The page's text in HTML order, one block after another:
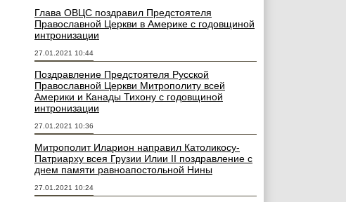
Глава ОВЦС поздравил Предстоятеля
Православной Церкви в Америке с годовщиной
интронизации
27.01.2021 10:44
Поздравление Предстоятеля Русской
Православной Церкви Митрополиту всей
Америки и Канады Тихону с годовщиной
интронизации
27.01.2021 10:36
Митрополит Иларион направил Католикосу-
Патриарху всея Грузии Илии II поздравление с
днем памяти равноапостольной Нины
27.01.2021 10:24